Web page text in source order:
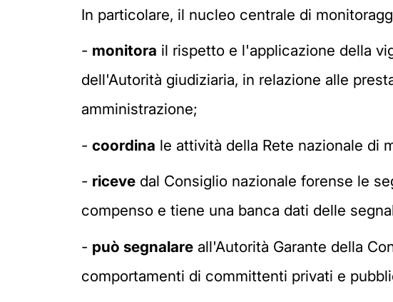
In particolare, il nucleo centrale di
- monitora il rispetto e l'applicazione della
dell'Autorità giudiziaria, in relazione alle
amministrazione;
- coordina le attività della Rete nazionale di
- riceve dal Consiglio nazionale forense le
compenso e tiene una banca dati delle
- può segnalare all'Autorità Garante della
comportamenti di committenti privati e